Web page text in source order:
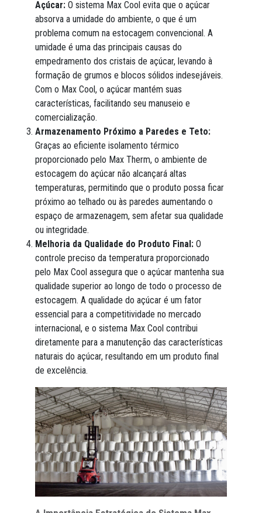
Açúcar: O sistema Max Cool evita que o açúcar
absorva a umidade do ambiente, o que é um
problema comum na estocagem convencional. A
umidade é uma das principais causas do
empedramento dos cristais de açúcar, levando à
formação de grumos e blocos sólidos indesejáveis.
Com o Max Cool, o açúcar mantém suas
características, facilitando seu manuseio e
comercialização.
Armazenamento Próximo a Paredes e Teto:
Graças ao eficiente isolamento térmico
proporcionado pelo Max Therm, o ambiente de
estocagem do açúcar não alcançará altas
temperaturas, permitindo que o produto possa ficar
próximo ao telhado ou às paredes aumentando o
espaço de armazenagem, sem afetar sua qualidade
ou integridade.
Melhoria da Qualidade do Produto Final: O
controle preciso da temperatura proporcionado
pelo Max Cool assegura que o açúcar mantenha sua
qualidade superior ao longo de todo o processo de
estocagem. A qualidade do açúcar é um fator
essencial para a competitividade no mercado
internacional, e o sistema Max Cool contribui
diretamente para a manutenção das características
naturais do açúcar, resultando em um produto final
de excelência.